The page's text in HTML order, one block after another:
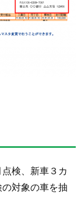
検、新車３カ
対象の車を抽